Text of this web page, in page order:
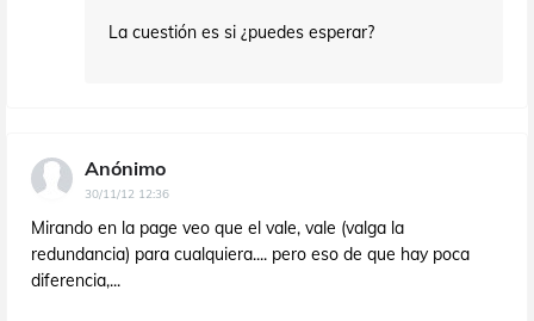
La cuestión es si ¿puedes esperar?
Anónimo
30/11/12 12:36
Mirando en la page veo que el vale, vale (valga la
redundancia) para cualquiera.... pero eso de que hay poca
diferencia,...